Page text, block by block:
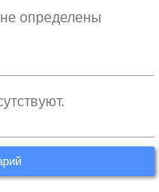
определены